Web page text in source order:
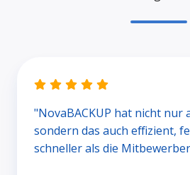
"NovaBACKUP hat nicht nur
sondern das auch effizient,
schneller als die